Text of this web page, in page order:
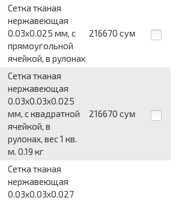
Сетка тканая
нержавеющая
0.03x0.025 мм, c
прямоугольной
ячейкой, в рулонах
216670 сум
Сетка тканая
нержавеющая
0.03x0.03x0.025
мм, c квадратной
ячейкой, в
рулонах, вес 1 кв.
м. 0.19 кг
216670 сум
Сетка тканая
нержавеющая
0.03x0.03x0.027